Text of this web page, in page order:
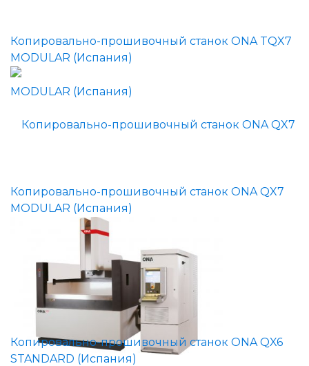
Копировально-прошивочный станок ONA TQX7
MODULAR (Испания)
Копировально-прошивочный станок ONA QX7
MODULAR (Испания)
Копировально-прошивочный станок ONA QX6
STANDARD (Испания)